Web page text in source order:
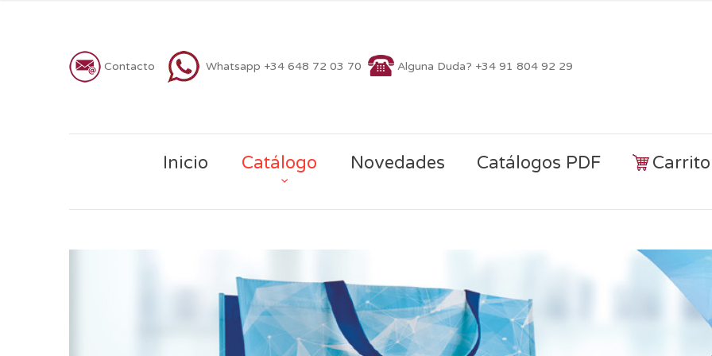
Contacto Whatsapp +34 648 72 03 70 Alguna Duda? +34 91 804 92 29
Inicio Catálogo Novedades Catálogos PDF